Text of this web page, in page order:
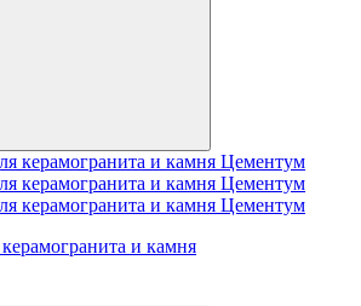
и камня